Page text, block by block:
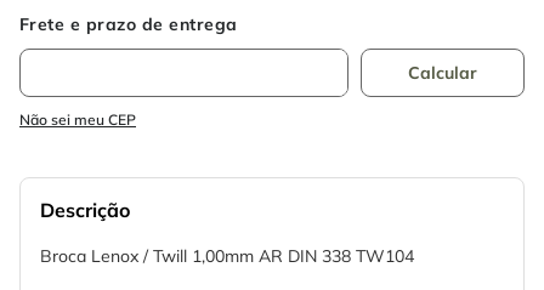
Não sei meu CEP
Descrição
Broca Lenox / Twill 1,00mm AR DIN 338 TW104